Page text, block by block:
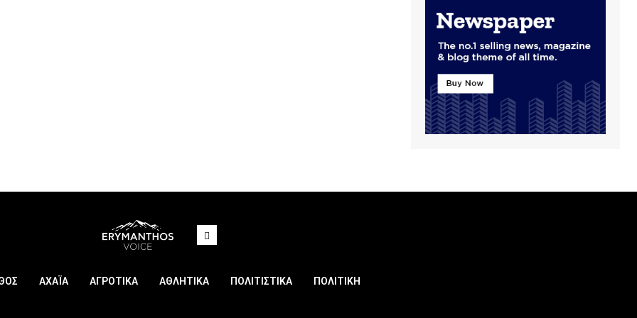
ΑΧΑΪΑ ΑΓΡΟΤΙΚΑ ΑΘΛΗΤΙΚΑ ΠΟΛΙΤΙΣΤΙΚΑ ΠΟΛΙΤΙΚΗ